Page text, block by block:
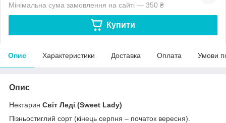
Мінімальна сума замовлення на сайті — 350 ₴
Купити
Опис Характеристики Доставка Оплата Умови
Опис
Нектарин Світ Леді (Sweet Lady)
Пізньостиглий сорт (кінець серпня – початок вересня).